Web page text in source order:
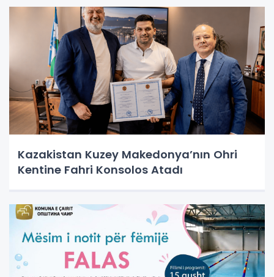
Kazakistan Kuzey Makedonya’nın Ohri
Kentine Fahri Konsolos Atadı